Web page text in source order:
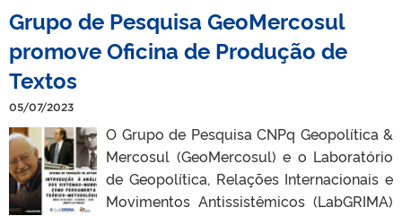
Grupo de Pesquisa GeoMercosul
promove Oficina de Produção de
Textos
05/07/2023
O Grupo de Pesquisa CNPq Geopolítica &
Mercosul (GeoMercosul) e o Laboratório
de Geopolítica, Relações Internacionais e
Movimentos Antissistêmicos (LabGRIMA)